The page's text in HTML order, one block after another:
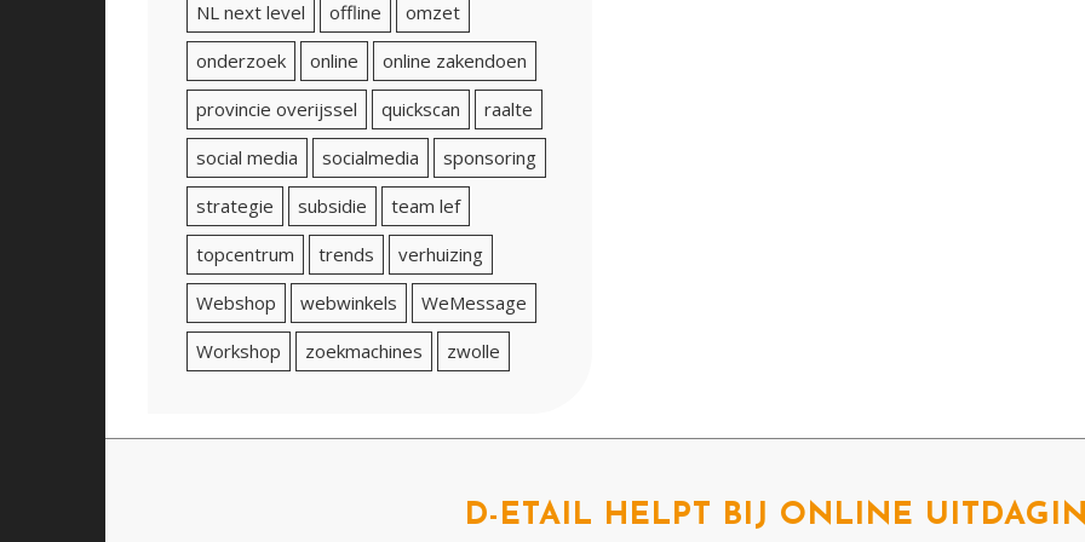
NL next level offline
omzet
onderzoek
online
online zakendoen
provincie overijssel
quickscan
raalte
social media
socialmedia
sponsoring
strategie
subsidie
team lef
topcentrum
trends
verhuizing
Webshop
webwinkels
WeMessage
Workshop
zoekmachines zwolle
D-ETAIL HELPT BIJ ONLINE